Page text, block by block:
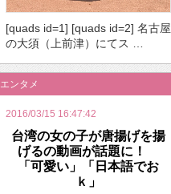
[quads id=1] [quads id=2] 名古屋
の大須（上前津）にてス …
エンタメ
2016/03/15 16:47:42
台湾の女の子が唐揚げを揚
げるの動画が話題に！
「可愛い」「日本語でお
ｋ」